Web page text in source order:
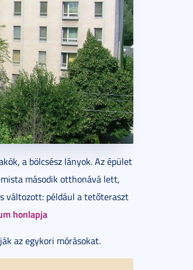
a bölcsész lányok. Az épület
második otthonává lett,
változott: például a tetőteraszt
honlapja
az egykori mórásokat.